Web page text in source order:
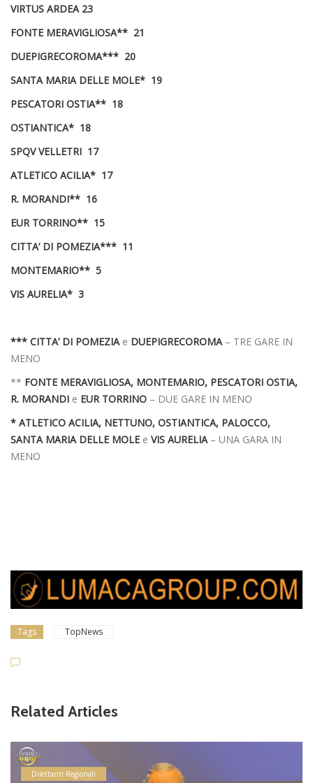
VIRTUS ARDEA 23
FONTE MERAVIGLIOSA** 21
DUEPIGRECOROMA*** 20
SANTA MARIA DELLE MOLE* 19
PESCATORI OSTIA** 18
OSTIANTICA* 18
SPQV VELLETRI 17
ATLETICO ACILIA* 17
R. MORANDI** 16
EUR TORRINO** 15
CITTA’ DI POMEZIA*** 11
MONTEMARIO** 5
VIS AURELIA* 3
*** CITTA’ DI POMEZIA e DUEPIGRECOROMA – TRE GARE IN
MENO
** FONTE MERAVIGLIOSA, MONTEMARIO, PESCATORI OSTIA,
R. MORANDI e EUR TORRINO – DUE GARE IN MENO
* ATLETICO ACILIA, NETTUNO, OSTIANTICA, PALOCCO,
SANTA MARIA DELLE MOLE e VIS AURELIA – UNA GARA IN
MENO
Tags TopNews
Related Articles
Dilettanti Regionali